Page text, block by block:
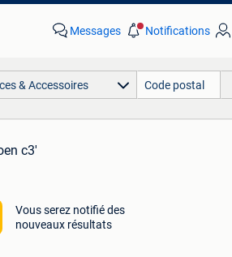
Messages Notifications
& Accessoires
c3'
Vous serez notifié des
nouveaux résultats